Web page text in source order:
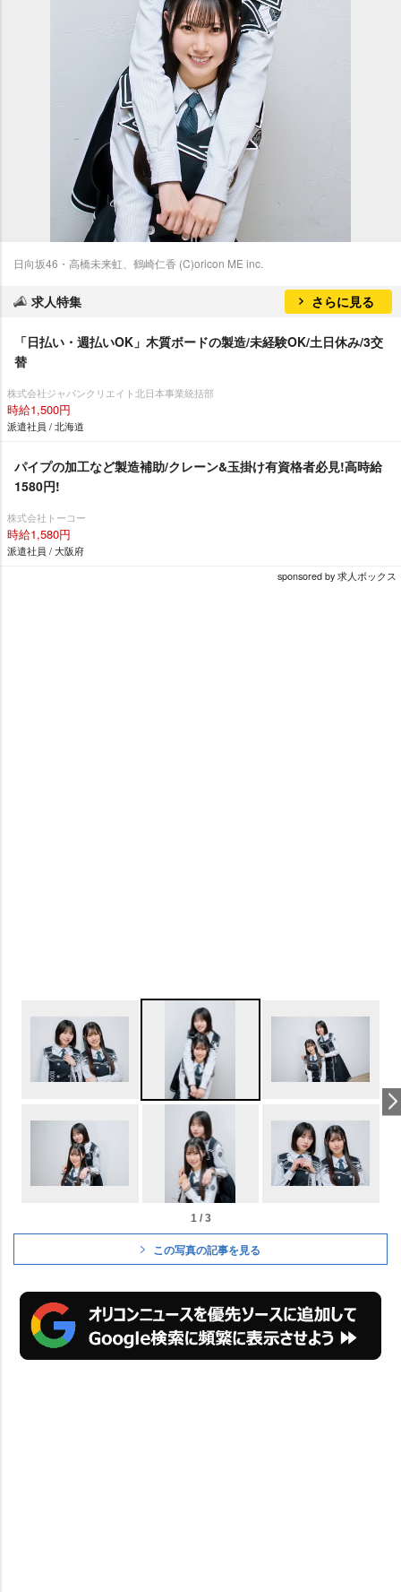
日向坂46・高橋未来虹、鶴崎仁香 (C)oricon ME inc.
求人特集 さらに見る
「日払い・週払いOK」木質ボードの製造/未経験OK/土日休み/3交
替
株式会社ジャパンクリエイト北日本事業統括部
時給1,500円
派遣社員 / 北海道
パイプの加工など製造補助/クレーン&玉掛け有資格者必見!高時給
1580円!
株式会社トーコー
時給1,580円
派遣社員 / 大阪府
sponsored by 求人ボックス
1 / 3
この写真の記事を見る